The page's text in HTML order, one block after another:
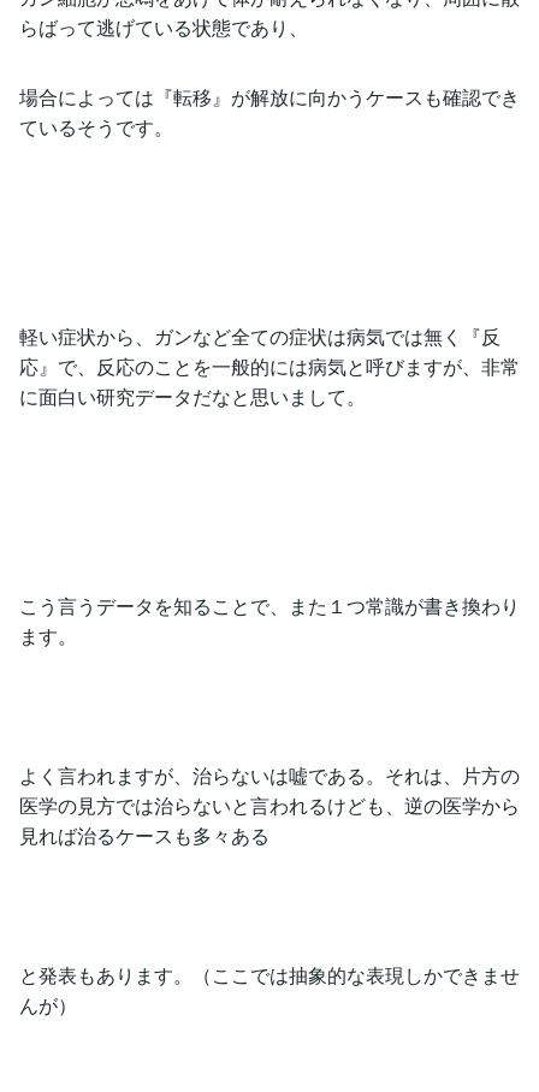
らばって逃げている状態であり、
場合によっては『転移』が解放に向かうケースも確認でき
ているそうです。
軽い症状から、ガンなど全ての症状は病気では無く『反
応』で、反応のことを一般的には病気と呼びますが、非常
に面白い研究データだなと思いまして。
こう言うデータを知ることで、また１つ常識が書き換わり
ます。
よく言われますが、治らないは嘘である。それは、片方の
医学の見方では治らないと言われるけども、逆の医学から
見れば治るケースも多々ある
と発表もあります。（ここでは抽象的な表現しかできませ
んが）